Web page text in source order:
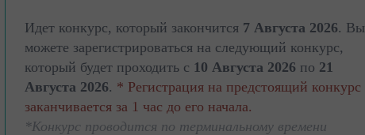
Идет конкурс, который закончится 7 Августа 2026. Вы
можете зарегистрироваться на следующий конкурс,
который будет проходить с 10 Августа 2026 по 21
Августа 2026. * Регистрация на предстоящий конкурс
заканчивается за 1 час до его начала.
*Конкурс проводится по терминальному времени